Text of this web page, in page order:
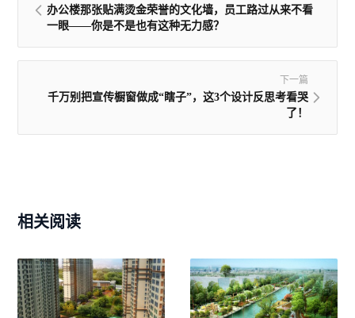
办公楼那张贴满烫金荣誉的文化墙，员工路过从来不看
一眼——你是不是也有这种无力感？
下一篇
千万别把宣传橱窗做成“瞎子”，这3个设计反思考看哭
了！
相关阅读